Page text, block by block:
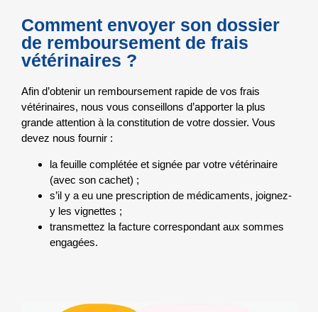
Comment envoyer son dossier
de remboursement de frais
vétérinaires ?
Afin d’obtenir un remboursement rapide de vos frais
vétérinaires, nous vous conseillons d’apporter la plus
grande attention à la constitution de votre dossier. Vous
devez nous fournir :
la feuille complétée et signée par votre vétérinaire
(avec son cachet) ;
s’il y a eu une prescription de médicaments, joignez-
y les vignettes ;
transmettez la facture correspondant aux sommes
engagées.